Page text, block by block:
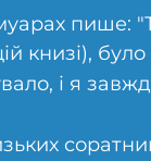
пише:
книзі),
і я